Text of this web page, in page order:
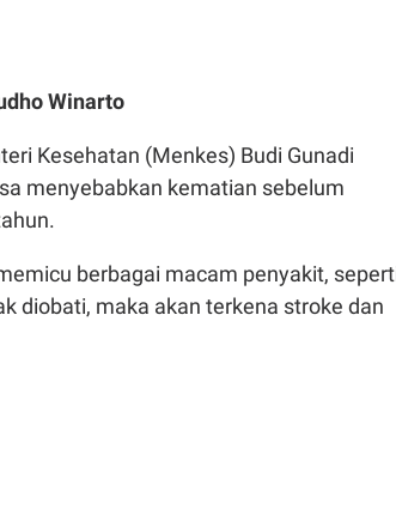
Winarto
Kesehatan (Menkes) Budi Gunadi
menyebabkan kematian sebelum
berbagai macam penyakit,
diobati, maka akan terkena stroke dan